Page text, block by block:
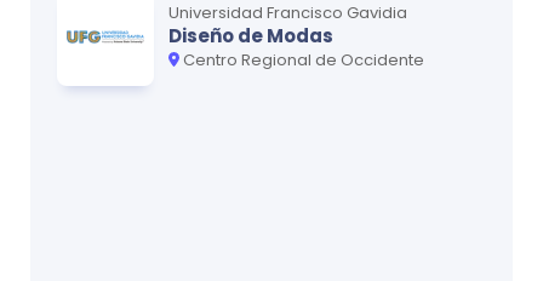
Universidad Francisco Gavidia
Diseño de Modas
Centro Regional de Occidente